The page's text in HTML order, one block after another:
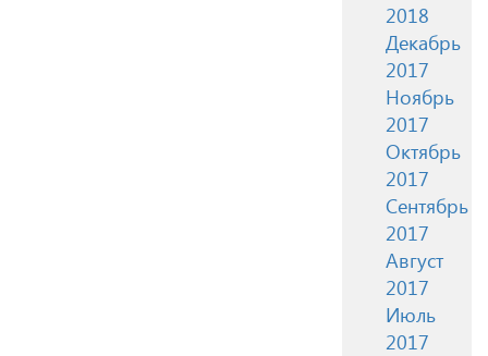
2018
Декабрь
2017
Ноябрь
2017
Октябрь
2017
Сентябрь
2017
Август
2017
Июль
2017